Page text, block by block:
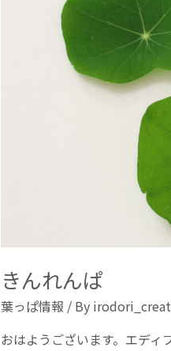
きんれんぱ
葉っぱ情報 / By
おはようございます。エデ